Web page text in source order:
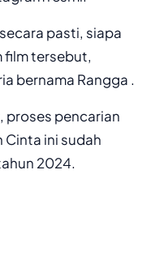
pasti, siapa
film tersebut,
bernama Rangga .
proses pencarian
Cinta ini sudah
2024.